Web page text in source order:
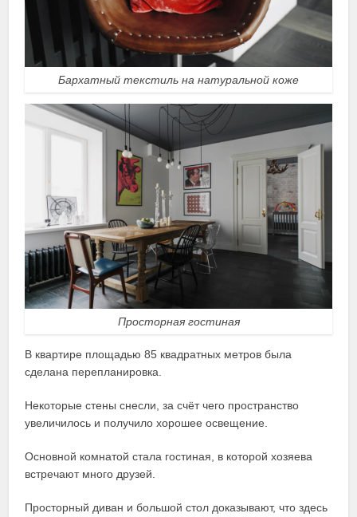
Бархатный текстиль на натуральной коже
Просторная гостиная
В квартире площадью 85 квадратных метров была
сделана перепланировка.
Некоторые стены снесли, за счёт чего пространство
увеличилось и получило хорошее освещение.
Основной комнатой стала гостиная, в которой хозяева
встречают много друзей.
Просторный диван и большой стол доказывают, что здесь